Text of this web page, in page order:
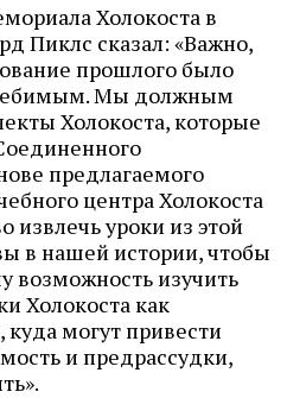
Холокоста в
Пиклс сказал: «Важно,
прошлого было
Мы должным
Холокоста, которые
предлагаемого
центра Холокоста
извлечь уроки из этой
в нашей истории, чтобы
возможность изучить
Холокоста как
могут привести
и предрассудки,